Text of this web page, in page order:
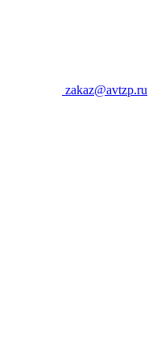
zakaz@avtzp.ru